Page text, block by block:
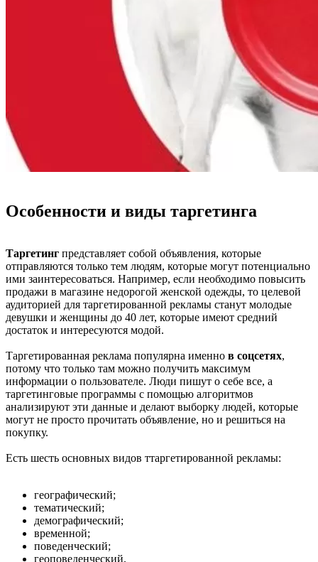
Особенности и виды таргетинга
Таргетинг представляет собой объявления, которые
отправляются только тем людям, которые могут потенциально
ими заинтересоваться. Например, если необходимо повысить
продажи в магазине недорогой женской одежды, то целевой
аудиторией для таргетированной рекламы станут молодые
девушки и женщины до 40 лет, которые имеют средний
достаток и интересуются модой.
Таргетированная реклама популярна именно в соцсетях,
потому что только там можно получить максимум
информации о пользователе. Люди пишут о себе все, а
таргетинговые программы с помощью алгоритмов
анализируют эти данные и делают выборку людей, которые
могут не просто прочитать объявление, но и решиться на
покупку.
Есть шесть основных видов ттаргетированной рекламы:
географический;
тематический;
демографический;
временной;
поведенческий;
геоповеденческий.